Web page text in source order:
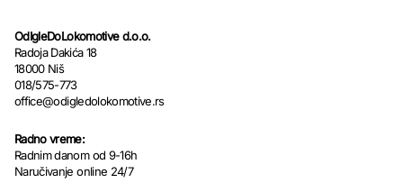
OdIgleDoLokomotive d.o.o.
Radoja Dakića 18
18000 Niš
018/575-773
office@odigledolokomotive.rs
Radno vreme:
Radnim danom od 9-16h
Naručivanje online 24/7